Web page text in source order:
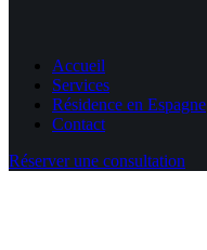
Accueil
Services
Résidence en Espagne
Contact
Réserver une consultation